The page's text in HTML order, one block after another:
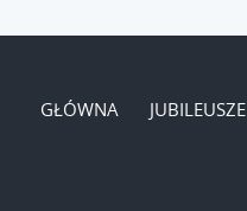
GŁÓWNA JUBILEUSZE